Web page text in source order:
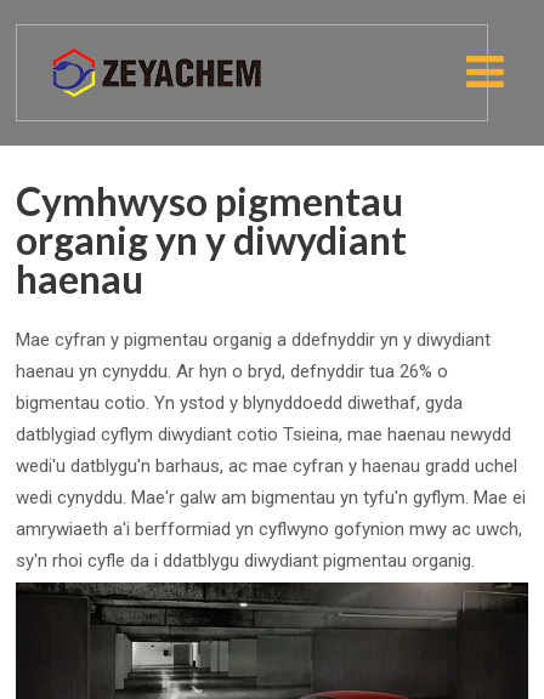
Cymhwyso pigmentau
organig yn y diwydiant
haenau
Mae cyfran y pigmentau organig a ddefnyddir yn y diwydiant
haenau yn cynyddu. Ar hyn o bryd, defnyddir tua 26% o
bigmentau cotio. Yn ystod y blynyddoedd diwethaf, gyda
datblygiad cyflym diwydiant cotio Tsieina, mae haenau newydd
wedi'u datblygu'n barhaus, ac mae cyfran y haenau gradd uchel
wedi cynyddu. Mae'r galw am bigmentau yn tyfu'n gyflym. Mae ei
amrywiaeth a'i berfformiad yn cyflwyno gofynion mwy ac uwch,
sy'n rhoi cyfle da i ddatblygu diwydiant pigmentau organig.